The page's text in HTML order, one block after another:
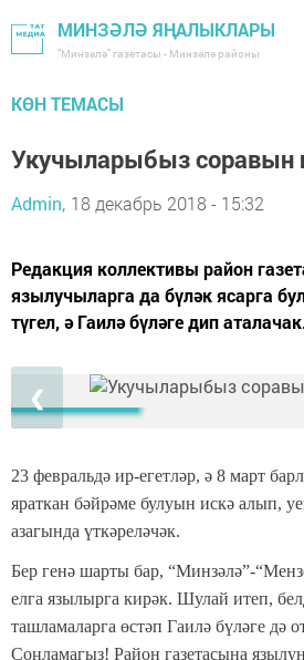
МИНЗӘЛӘ ЯҢАЛЫКЛАРЫ
"Минзәлә" газетасы - Минзәлә районы
КӨН ТЕМАСЫ
Укучыларыбыз соравын
Admin, 18 декабрь 2018 - 15:32
Редакция коллективы район
язылучыларга да бүләк ясарга
түгел, ә Гаилә бүләге дип
❮
23 февральдә ир-егетләр, ә 8 март
яраткан бәйрәме булуын искә алып,
азагында үткәреләчәк.
Бер генә шарты бар, “Минзәлә”-
елга язылырга кирәк. Шулай итеп,
ташламаларга өстәп Гаилә бүләге дә
Соңламагыз! Район газетасына